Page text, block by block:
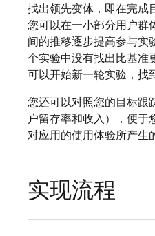
找出领先变体，即在完成
您可以在一小部分用户群
间的推移逐步提高参与实
个实验中没有找出比基准
可以开始新一轮实验，找
您还可以对照您的目标跟
户留存率和收入），便于
对应用的使用体验所产生
实现流程